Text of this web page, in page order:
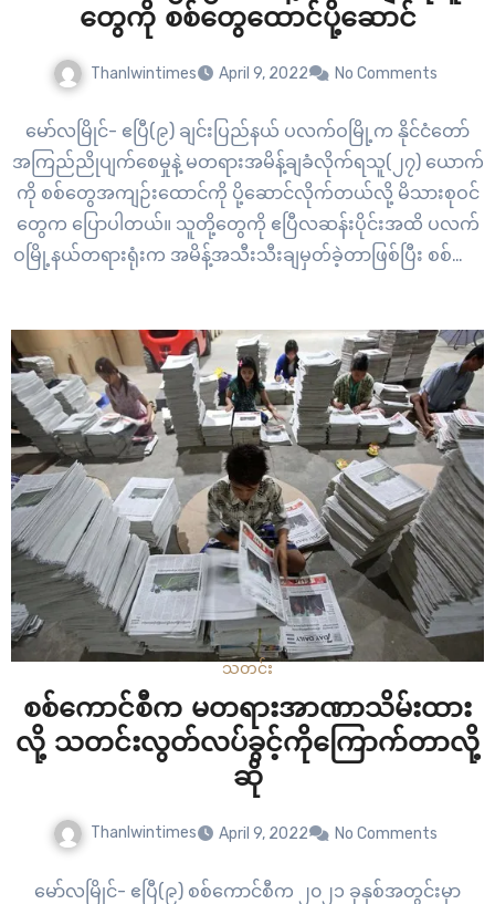
တွေကို စစ်တွေထောင်ပို့ဆောင်
Thanlwintimes April 9, 2022 No Comments
မော်လမြိုင်- ဧပြီ(၉) ချင်းပြည်နယ် ပလက်ဝမြို့က နိုင်ငံတော်
အကြည်ညိုပျက်စေမှုနဲ့ မတရားအမိန့်ချခံလိုက်ရသူ(၂၇) ယောက်
ကို စစ်တွေအကျဉ်းထောင်ကို ပို့ဆောင်လိုက်တယ်လို့ မိသားစုဝင်
တွေက ပြောပါတယ်။ သူတို့တွေကို ဧပြီလဆန်းပိုင်းအထိ ပလက်
ဝမြို့နယ်တရားရုံးက အမိန့်အသီးသီးချမှတ်ခဲ့တာဖြစ်ပြီး စစ်တွေ
လုပ်လို့ ကျခံရတယ်ဆိုရင် ကျွန်တော်တို့ လက်ခံနိုင်ပါတယ်။ အခု
က အမိန့်ချခံလိုက်ရတဲ့သူတွေက လူသားချင်းစာနာထောက်ထား
လို့ စစ်ဘေးရှောင်တွေကို ကူညီပေးနေတဲ့ သူတွေပါ…
သတင်း
စစ်ကောင်စီက မတရားအာဏာသိမ်းထား
လို့ သတင်းလွတ်လပ်ခွင့်ကိုကြောက်တာလို့
ဆို
Thanlwintimes April 9, 2022 No Comments
မော်လမြိုင်- ဧပြီ(၉) စစ်ကောင်စီက ၂၀၂၁ ခုနှစ်အတွင်းမှာ